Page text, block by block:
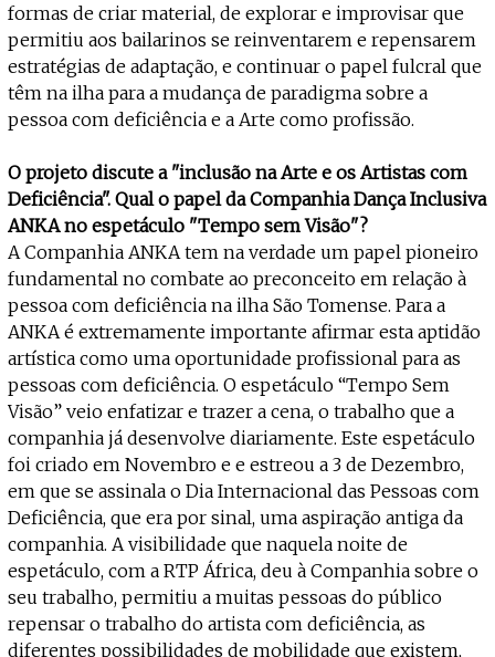
formas de criar material, de explorar e improvisar que
permitiu aos bailarinos se reinventarem e repensarem
estratégias de adaptação, e continuar o papel fulcral que
têm na ilha para a mudança de paradigma sobre a
pessoa com deficiência e a Arte como profissão.
O projeto discute a "inclusão na Arte e os Artistas com
Deficiência". Qual o papel da Companhia Dança Inclusiva
ANKA no espetáculo "Tempo sem Visão"?
A Companhia ANKA tem na verdade um papel pioneiro
fundamental no combate ao preconceito em relação à
pessoa com deficiência na ilha São Tomense. Para a
ANKA é extremamente importante afirmar esta aptidão
artística como uma oportunidade profissional para as
pessoas com deficiência. O espetáculo “Tempo Sem
Visão” veio enfatizar e trazer a cena, o trabalho que a
companhia já desenvolve diariamente. Este espetáculo
foi criado em Novembro e e estreou a 3 de Dezembro,
em que se assinala o Dia Internacional das Pessoas com
Deficiência, que era por sinal, uma aspiração antiga da
companhia. A visibilidade que naquela noite de
espetáculo, com a RTP África, deu à Companhia sobre o
seu trabalho, permitiu a muitas pessoas do público
repensar o trabalho do artista com deficiência, as
diferentes possibilidades de mobilidade que existem,